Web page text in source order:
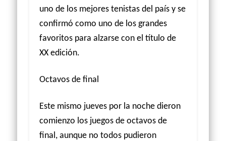
uno de los mejores tenistas del país y se
confirmó como uno de los grandes
favoritos para alzarse con el título de
XX edición.
Octavos de final
Este mismo jueves por la noche dieron
comienzo los juegos de octavos de
final, aunque no todos pudieron